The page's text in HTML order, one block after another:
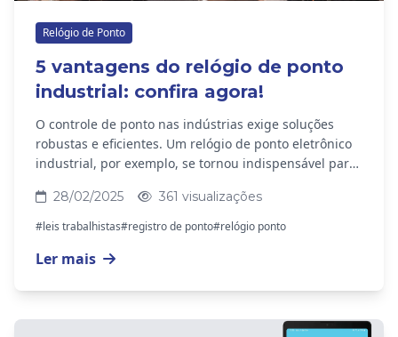
Relógio de Ponto
5 vantagens do relógio de ponto
industrial: confira agora!
O controle de ponto nas indústrias exige soluções
robustas e eficientes. Um relógio de ponto eletrônico
industrial, por exemplo, se tornou indispensável para
28/02/2025 361 visualizações
#leis trabalhistas#registro de ponto#relógio ponto
Ler mais